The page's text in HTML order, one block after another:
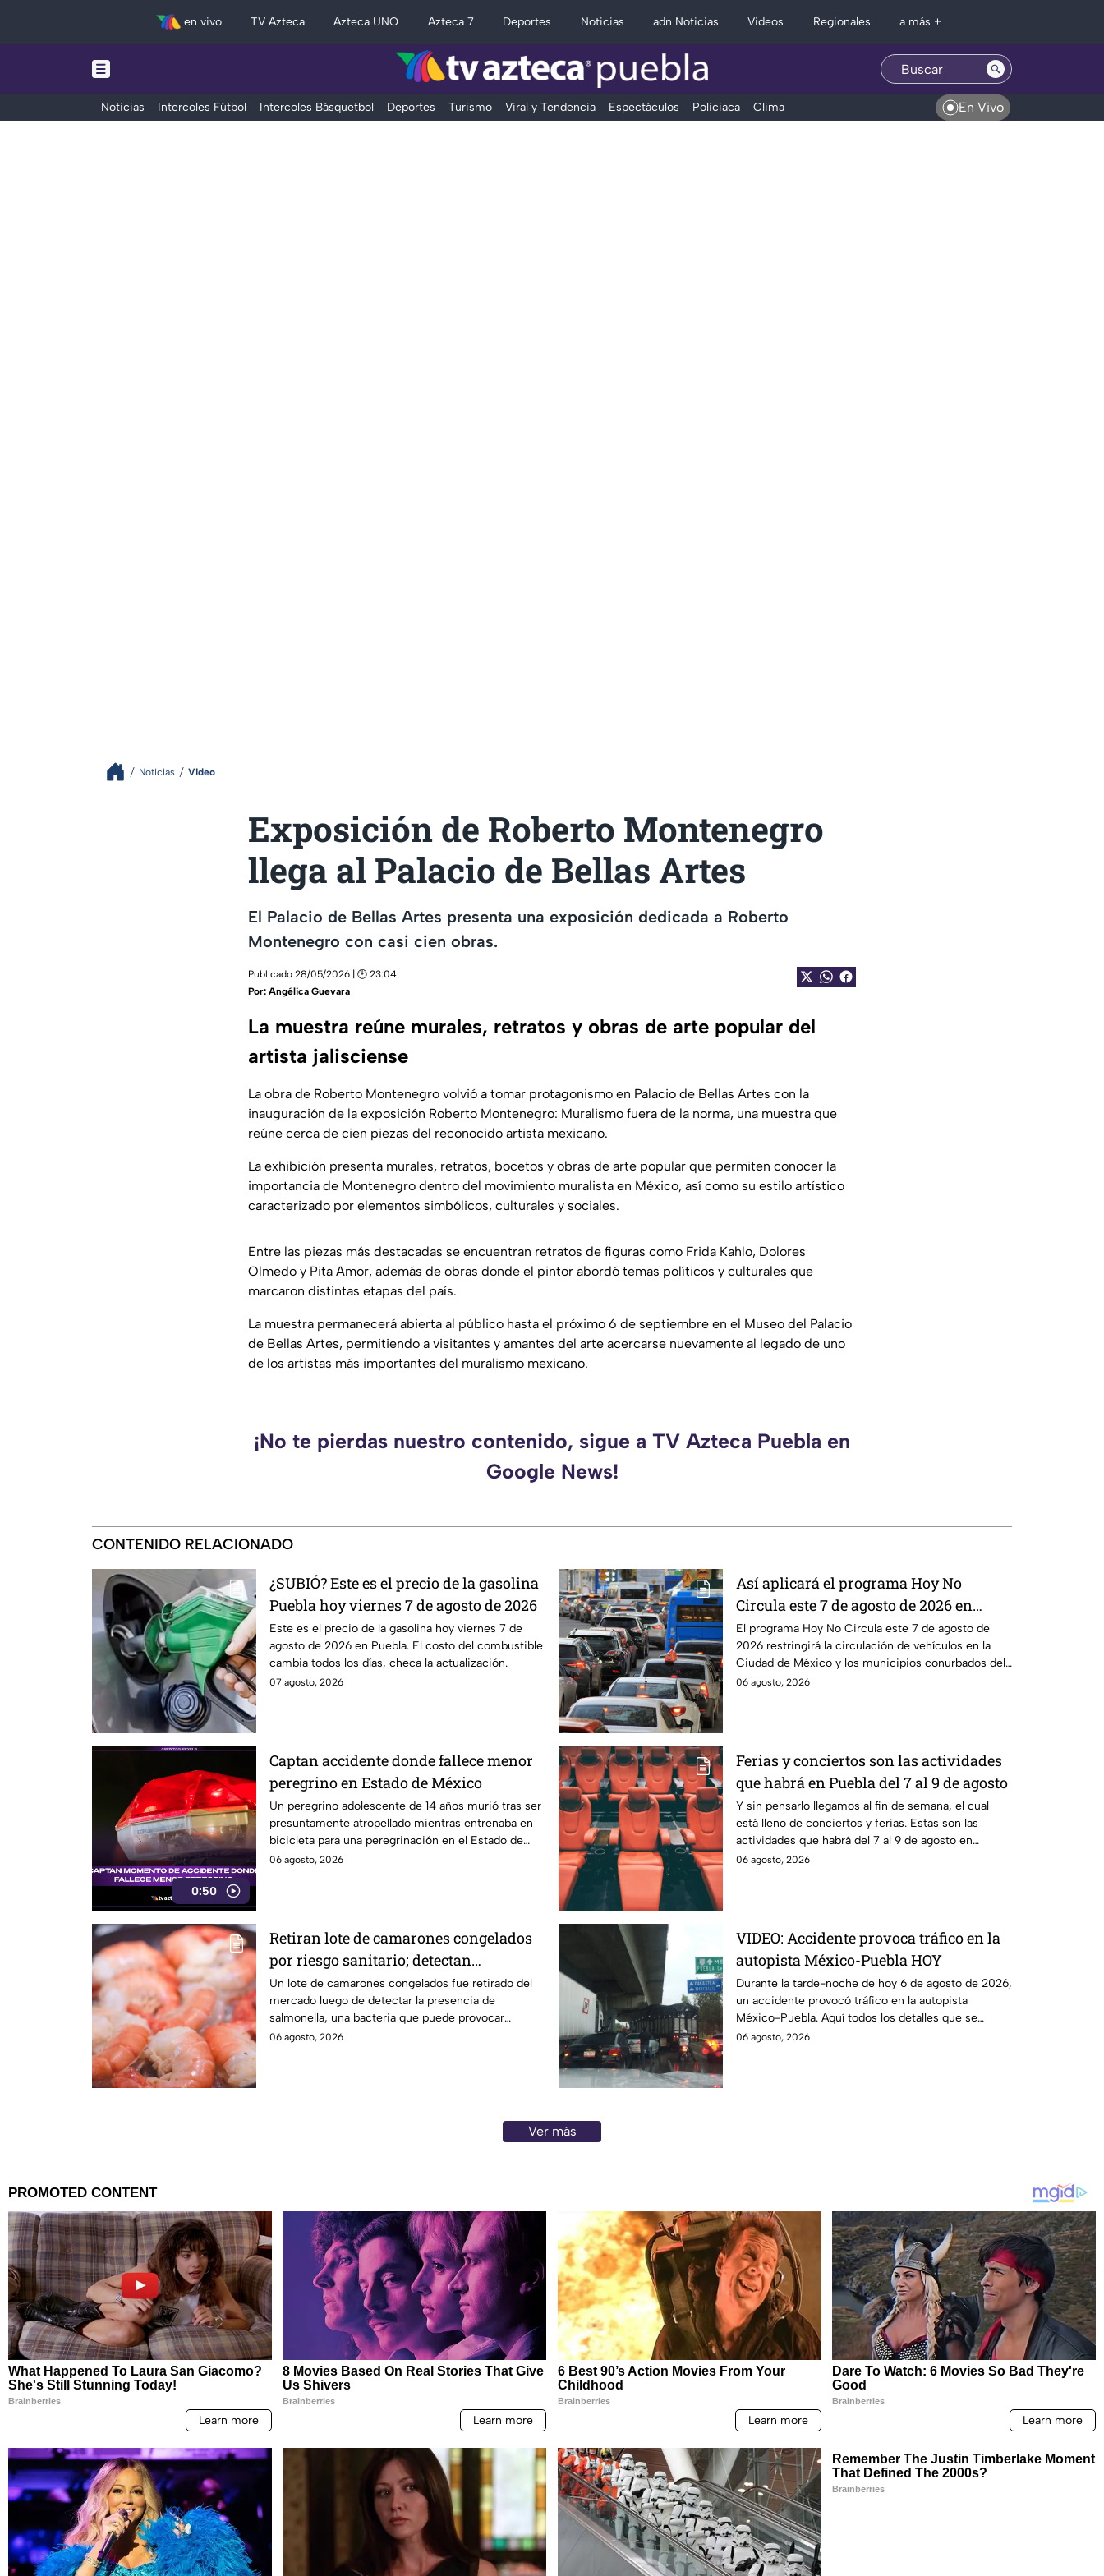
en vivo TV Azteca Azteca UNO Azteca 7 Deportes Noticias adn Noticias Videos Regionales a más +
Noticias Intercoles Fútbol Intercoles Básquetbol Deportes Turismo Viral y Tendencia Espectáculos Policiaca Clima En Vivo
Noticias Video
Exposición de Roberto Montenegro
llega al Palacio de Bellas Artes
El Palacio de Bellas Artes presenta una exposición dedicada a Roberto
Montenegro con casi cien obras.
Publicado 28/05/2026 | 🕑 23:04
Por: Angélica Guevara
La muestra reúne murales, retratos y obras de arte popular del
artista jalisciense
La obra de Roberto Montenegro volvió a tomar protagonismo en Palacio de Bellas Artes con la
inauguración de la exposición Roberto Montenegro: Muralismo fuera de la norma, una muestra que
reúne cerca de cien piezas del reconocido artista mexicano.
La exhibición presenta murales, retratos, bocetos y obras de arte popular que permiten conocer la
importancia de Montenegro dentro del movimiento muralista en México, así como su estilo artístico
caracterizado por elementos simbólicos, culturales y sociales.
Entre las piezas más destacadas se encuentran retratos de figuras como Frida Kahlo, Dolores
Olmedo y Pita Amor, además de obras donde el pintor abordó temas políticos y culturales que
marcaron distintas etapas del país.
La muestra permanecerá abierta al público hasta el próximo 6 de septiembre en el Museo del Palacio
de Bellas Artes, permitiendo a visitantes y amantes del arte acercarse nuevamente al legado de uno
de los artistas más importantes del muralismo mexicano.
¡No te pierdas nuestro contenido, sigue a TV Azteca Puebla en
Google News!
CONTENIDO RELACIONADO
¿SUBIÓ? Este es el precio de la gasolina
Puebla hoy viernes 7 de agosto de 2026
Este es el precio de la gasolina hoy viernes 7 de
agosto de 2026 en Puebla. El costo del combustible
cambia todos los días, checa la actualización.
07 agosto, 2026
Así aplicará el programa Hoy No
Circula este 7 de agosto de 2026 en
CDMX y Edomex
El programa Hoy No Circula este 7 de agosto de
2026 restringirá la circulación de vehículos en la
Ciudad de México y los municipios conurbados del
Edomex.
06 agosto, 2026
0:50
Captan accidente donde fallece menor
peregrino en Estado de México
Un peregrino adolescente de 14 años murió tras ser
presuntamente atropellado mientras entrenaba en
bicicleta para una peregrinación en el Estado de
México.
06 agosto, 2026
Ferias y conciertos son las actividades
que habrá en Puebla del 7 al 9 de agosto
Y sin pensarlo llegamos al fin de semana, el cual
está lleno de conciertos y ferias. Estas son las
actividades que habrá del 7 al 9 de agosto en
Puebla.
06 agosto, 2026
Retiran lote de camarones congelados
por riesgo sanitario; detectan
salmonella en España
Un lote de camarones congelados fue retirado del
mercado luego de detectar la presencia de
salmonella, una bacteria que puede provocar
enfermedades gastrointestinales tras su consumo.
06 agosto, 2026
VIDEO: Accidente provoca tráfico en la
autopista México-Puebla HOY
Durante la tarde-noche de hoy 6 de agosto de 2026,
un accidente provocó tráfico en la autopista
México-Puebla. Aquí todos los detalles que se
saben.
06 agosto, 2026
Ver más